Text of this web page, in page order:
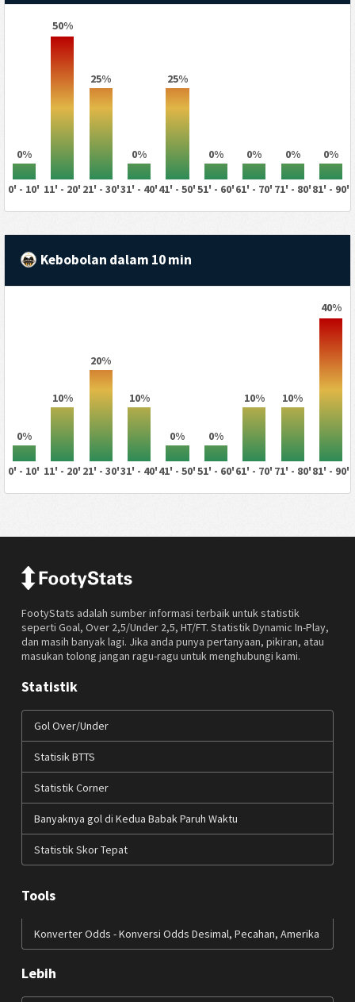
0%
50%
25%
0%
25%
0% 0% 0% 0%
0' - 10' 11' - 20' 21' - 30'31' - 40'41' - 50'51' - 60'61' - 70' 71' - 80'81' - 90'
Kebobolan dalam 10 min
0%
10%
20%
10%
0% 0%
10% 10%
40%
0' - 10' 11' - 20' 21' - 30'31' - 40'41' - 50'51' - 60'61' - 70' 71' - 80'81' - 90'
FootyStats adalah sumber informasi terbaik untuk statistik
seperti Goal, Over 2,5/Under 2,5, HT/FT. Statistik Dynamic In-Play,
dan masih banyak lagi. Jika anda punya pertanyaan, pikiran, atau
masukan tolong jangan ragu-ragu untuk menghubungi kami.
Statistik
Gol Over/Under
Statisik BTTS
Statistik Corner
Banyaknya gol di Kedua Babak Paruh Waktu
Statistik Skor Tepat
Tools
Konverter Odds - Konversi Odds Desimal, Pecahan, Amerika
Lebih